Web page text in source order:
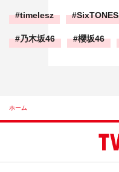
timelesz SixTONES
乃木坂46 櫻坂46
ホーム